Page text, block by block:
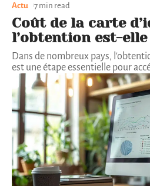
Actu 7 min read
Coût de la carte
l’obtention est-
Dans de nombreux pays,
est une étape essentielle pour